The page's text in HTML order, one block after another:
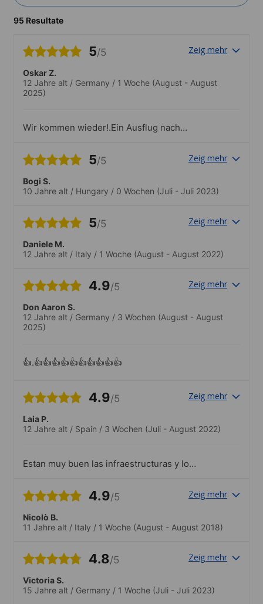
95 Resultate
5/5 Zeig mehr
Oskar Z.
12 Jahre alt / Germany / 1 Woche (August - August
2025)
Wir kommen wieder!.Ein Ausflug nach
5/5 Zeig mehr
Bogi S.
10 Jahre alt / Hungary / 0 Wochen (Juli - Juli 2023)
5/5 Zeig mehr
Daniele M.
12 Jahre alt / Italy / 1 Woche (August - August 2022)
4.9/5 Zeig mehr
Don Aaron S.
12 Jahre alt / Germany / 3 Wochen (August - August
2025)
👍.👍👍👍👍👍👍👍👍👍👍
4.9/5 Zeig mehr
Laia P.
12 Jahre alt / Spain / 3 Wochen (Juli - August 2022)
Estan muy buen las infraestructuras y lo
me gusta que se tengan que repetir
4.9/5 Zeig mehr
Nicolò B.
11 Jahre alt / Italy / 1 Woche (August - August 2018)
4.8/5 Zeig mehr
Victoria S.
15 Jahre alt / Germany / 1 Woche (Juli - Juli 2023)